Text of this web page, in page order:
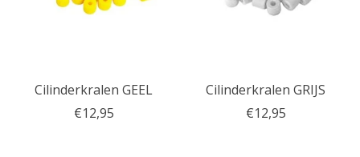
Cilinderkralen GEEL
€12,95
Cilinderkralen GRIJS
€12,95